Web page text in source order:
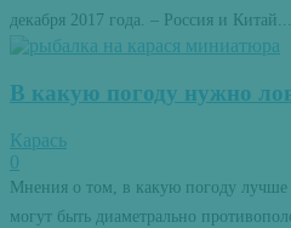
декабря 2017 года. – Россия и Китай...
В какую погоду нужно
Карась
0
Мнения о том, в какую погоду лучше
могут быть диаметрально